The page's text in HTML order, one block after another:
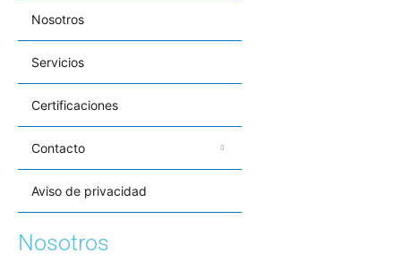
Nosotros
Servicios
Certificaciones
Contacto
Aviso de privacidad
Nosotros